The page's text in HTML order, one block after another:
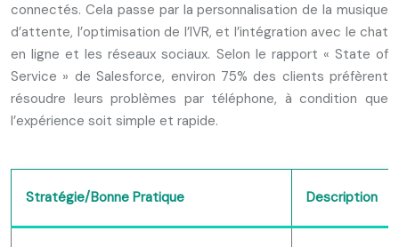
connectés. Cela passe par la personnalisation de la musique
d’attente, l’optimisation de l’IVR, et l’intégration avec le chat
en ligne et les réseaux sociaux. Selon le rapport « State of
Service » de Salesforce, environ 75% des clients préfèrent
résoudre leurs problèmes par téléphone, à condition que
l’expérience soit simple et rapide.
Stratégie/Bonne Pratique Description